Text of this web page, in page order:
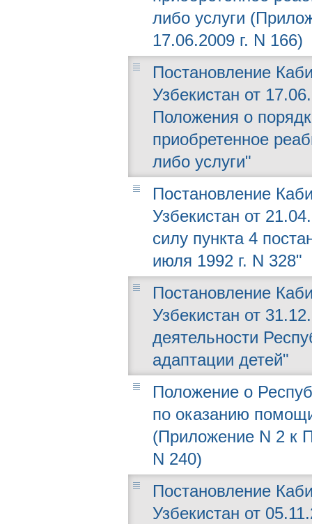
либо услуги
17.06.2009 г. N 166)
Постановление
Узбекистан от
Положения о
приобретенное
либо услуги"
Постановление
Узбекистан от
силу пункта 4
июля 1992 г. N 328"
Постановление
Узбекистан от
деятельности
адаптации детей"
Положение о
по оказанию
(Приложение N 2 к
N 240)
Постановление
Узбекистан от